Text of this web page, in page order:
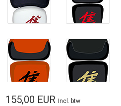
155,00 EUR Incl. btw